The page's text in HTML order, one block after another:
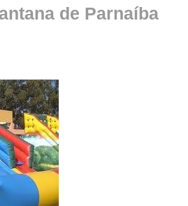
de Parnaíba